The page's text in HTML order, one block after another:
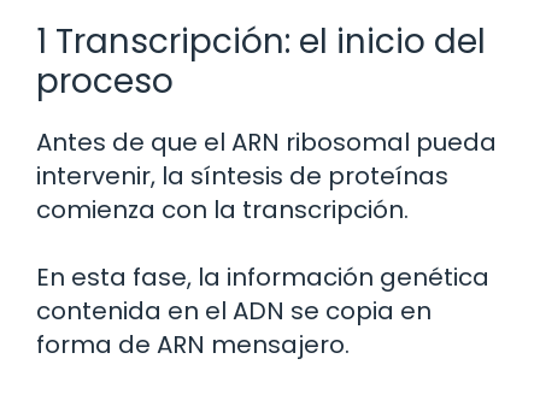
1 Transcripción: el inicio del
proceso
Antes de que el ARN ribosomal pueda
intervenir, la síntesis de proteínas
comienza con la transcripción.
En esta fase, la información genética
contenida en el ADN se copia en
forma de ARN mensajero.